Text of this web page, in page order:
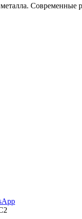
Современные